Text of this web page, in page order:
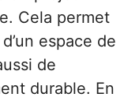
Cela permet
espace de
de
durable. En